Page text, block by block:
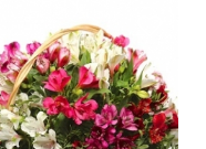
40 см 40 см